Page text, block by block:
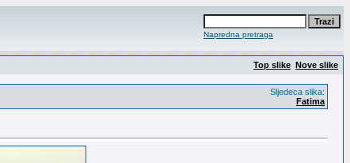
Napredna pretraga
Top slike Nove slike
Sljedeca slika:
Fatima